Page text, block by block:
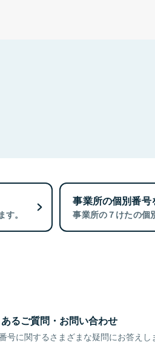
。
事業所の個別番号
事業所の７けたの個
るご質問・お問い合わせ
号に関するさまざまな疑問にお答えし